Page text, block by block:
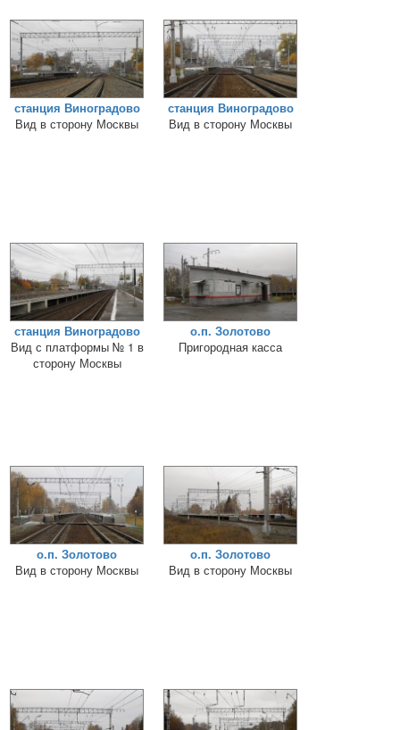
станция Виноградово
Вид в сторону Москвы
станция Виноградово
Вид в сторону Москвы
станция Виноградово
Вид с платформы № 1 в
сторону Москвы
о.п. Золотово
Пригородная касса
о.п. Золотово
Вид в сторону Москвы
о.п. Золотово
Вид в сторону Москвы